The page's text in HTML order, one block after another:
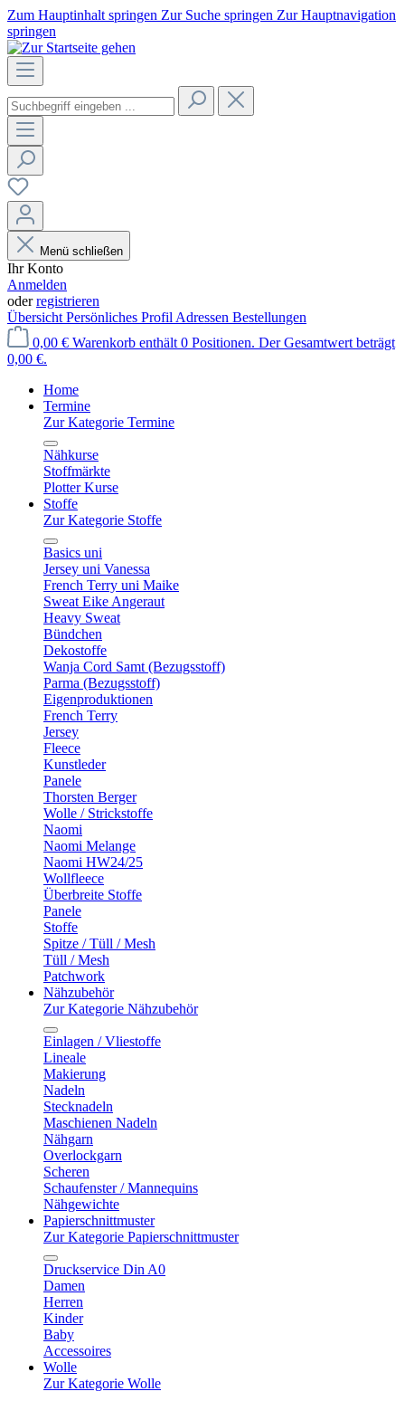
Zum Hauptinhalt springen Zur Suche springen Zur Hauptnavigation
springen
Menü schließen
Ihr Konto
Anmelden
oderregistrieren
Übersicht Persönliches Profil Adressen Bestellungen
0,00 € Warenkorb enthält 0 Positionen. Der Gesamtwert beträgt
0,00 €.
Home
Termine
Zur Kategorie Termine
Nähkurse
Stoffmärkte
Plotter Kurse
Stoffe
Zur Kategorie Stoffe
Basics uni
Jersey uni Vanessa
French Terry uni Maike
Sweat Eike Angeraut
Heavy Sweat
Bündchen
Dekostoffe
Wanja Cord Samt (Bezugsstoff)
Parma (Bezugsstoff)
Eigenproduktionen
French Terry
Jersey
Fleece
Kunstleder
Panele
Thorsten Berger
Wolle / Strickstoffe
Naomi
Naomi Melange
Naomi HW24/25
Wollfleece
Überbreite Stoffe
Panele
Stoffe
Spitze / Tüll / Mesh
Tüll / Mesh
Patchwork
Nähzubehör
Zur Kategorie Nähzubehör
Einlagen / Vliestoffe
Lineale
Makierung
Nadeln
Stecknadeln
Maschienen Nadeln
Nähgarn
Overlockgarn
Scheren
Schaufenster / Mannequins
Nähgewichte
Papierschnittmuster
Zur Kategorie Papierschnittmuster
Druckservice Din A0
Damen
Herren
Kinder
Baby
Accessoires
Wolle
Zur Kategorie Wolle